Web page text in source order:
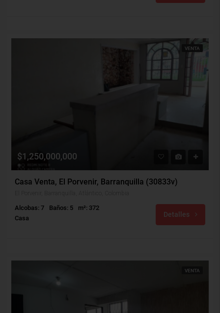
VENTA
$1,250,000,000
Casa Venta, El Porvenir, Barranquilla (30833v)
Alcobas: 7 Baños: 5
m²: 372
Casa
Detalles
VENTA